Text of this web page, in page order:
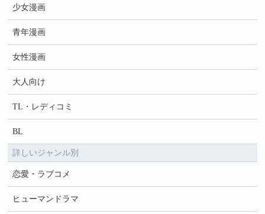
少女漫画
青年漫画
女性漫画
大人向け
TL・レディコミ
BL
詳しいジャンル別
恋愛・ラブコメ
ヒューマンドラマ